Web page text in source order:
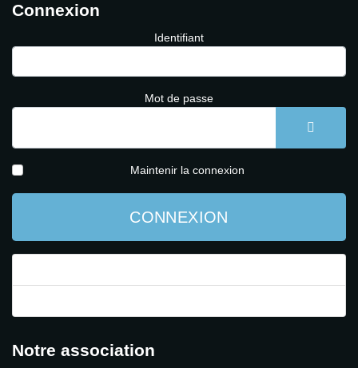
Connexion
Identifiant
Mot de passe
Maintenir la connexion
CONNEXION
Notre association